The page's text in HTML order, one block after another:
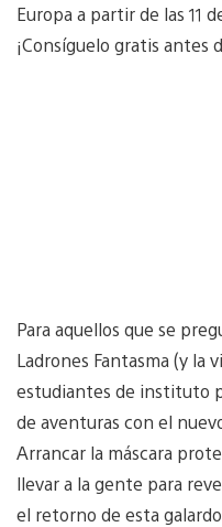
Europa a partir de las 11
¡Consíguelo gratis antes
Para aquellos que se
Ladrones Fantasma (y la
estudiantes de instituto
de aventuras con el
Arrancar la máscara
llevar a la gente para
el retorno de esta